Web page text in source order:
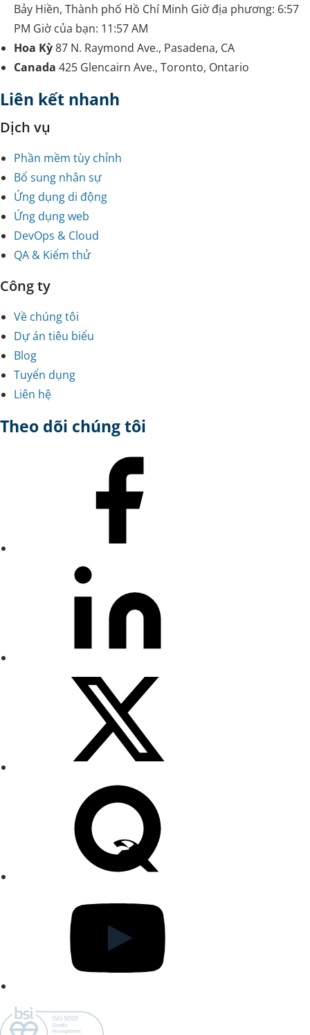
Bảy Hiền, Thành phố Hồ Chí Minh Giờ địa phương: 6:57
PM Giờ của bạn: 11:57 AM
Hoa Kỳ87 N. Raymond Ave., Pasadena, CA
Canada 425 Glencairn Ave., Toronto, Ontario
Liên kết nhanh
Dịch vụ
Phần mềm tùy chỉnh
Bổ sung nhân sự
Ứng dụng di động
Ứng dụng web
DevOps & Cloud
QA & Kiểm thử
Công ty
Về chúng tôi
Dự án tiêu biểu
Blog
Tuyển dụng
Liên hệ
Theo dõi chúng tôi